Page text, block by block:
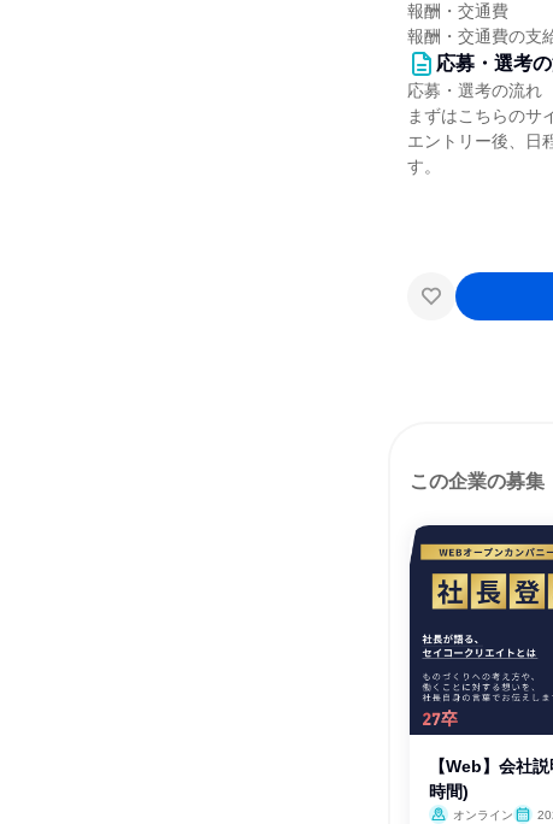
報酬・交通費
報酬・交通費の支
応募・選考
応募・選考の流れ
まずはこちらのサ
エントリー後、日
す。
この企業の募集
【Web】会社
時間)
オンライン